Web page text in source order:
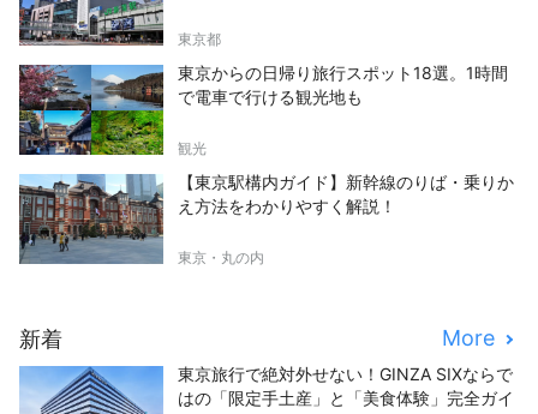
東京都
東京からの日帰り旅行スポット18選。1時間
で電車で行ける観光地も
観光
【東京駅構内ガイド】新幹線のりば・乗りか
え方法をわかりやすく解説！
東京・丸の内
新着 More
東京旅行で絶対外せない！GINZA SIXならで
はの「限定手土産」と「美食体験」完全ガイ